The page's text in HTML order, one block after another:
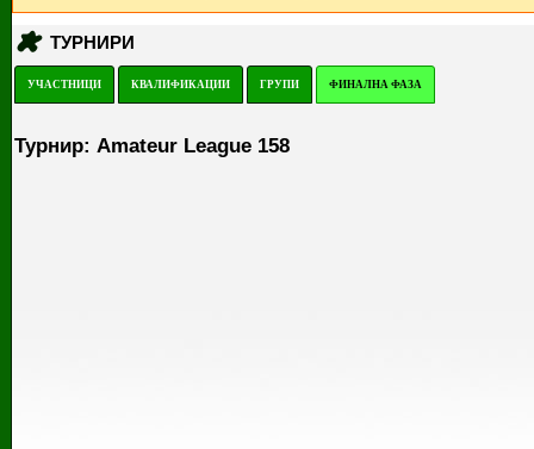
ТУРНИРИ
УЧАСТНИЦИ КВАЛИФИКАЦИИ ГРУПИ ФИНАЛНА ФАЗА
Турнир: Amateur League 158